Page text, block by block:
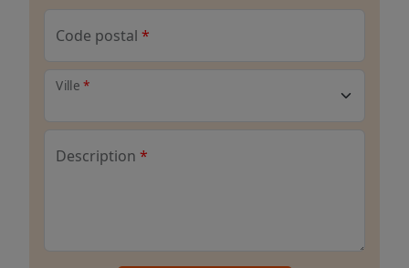
Code postal
Ville
Description